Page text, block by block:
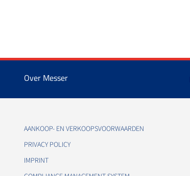
Over Messer
AANKOOP- EN VERKOOPSVOORWAARDEN
PRIVACY POLICY
IMPRINT